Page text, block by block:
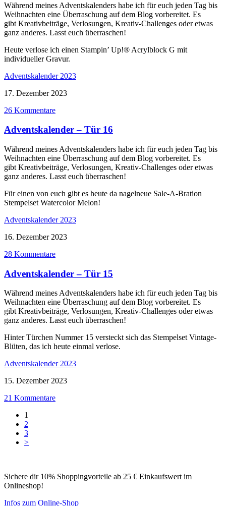
Während meines Adventskalenders habe ich für euch jeden Tag bis
Weihnachten eine Überraschung auf dem Blog vorbereitet. Es
gibt Kreativbeiträge, Verlosungen, Kreativ-Challenges oder etwas
ganz anderes. Lasst euch überraschen!
Heute verlose ich einen Stampin’ Up!® Acrylblock G mit
individueller Gravur.
Adventskalender 2023
17. Dezember 2023
26 Kommentare
Adventskalender – Tür 16
Während meines Adventskalenders habe ich für euch jeden Tag bis
Weihnachten eine Überraschung auf dem Blog vorbereitet. Es
gibt Kreativbeiträge, Verlosungen, Kreativ-Challenges oder etwas
ganz anderes. Lasst euch überraschen!
Für einen von euch gibt es heute da nagelneue Sale-A-Bration
Stempelset Watercolor Melon!
Adventskalender 2023
16. Dezember 2023
28 Kommentare
Adventskalender – Tür 15
Während meines Adventskalenders habe ich für euch jeden Tag bis
Weihnachten eine Überraschung auf dem Blog vorbereitet. Es
gibt Kreativbeiträge, Verlosungen, Kreativ-Challenges oder etwas
ganz anderes. Lasst euch überraschen!
Hinter Türchen Nummer 15 versteckt sich das Stempelset Vintage-
Blüten, das ich heute einmal verlose.
Adventskalender 2023
15. Dezember 2023
21 Kommentare
1
2
3
>
Sichere dir 10% Shoppingvorteile ab 25 € Einkaufswert im
Onlineshop!
Infos zum Online-Shop